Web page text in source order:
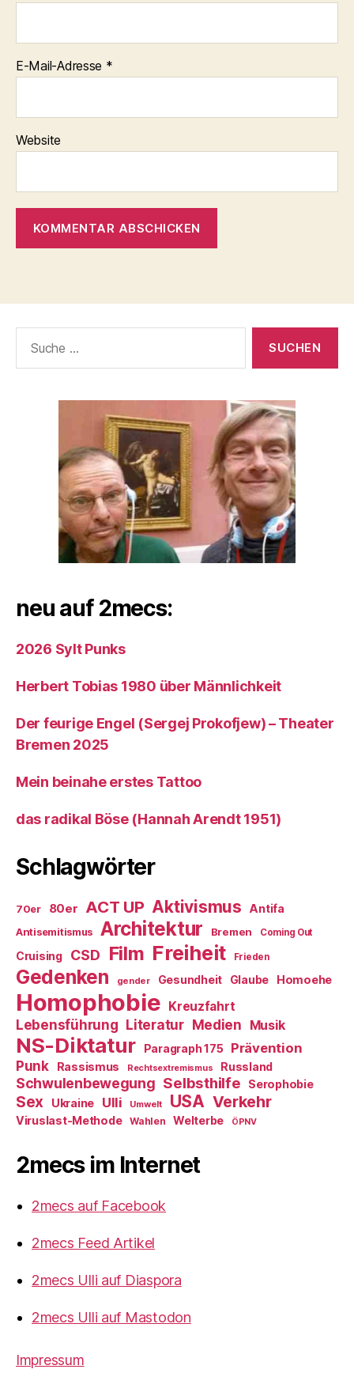
E-Mail-Adresse *
Website
nach:
neu auf 2mecs:
2026 Sylt Punks
Herbert Tobias 1980 über Männlichkeit
Der feurige Engel (Sergej Prokofjew) – Theater
Bremen 2025
Mein beinahe erstes Tattoo
das radikal Böse (Hannah Arendt 1951)
Schlagwörter
70er 80er ACT UP Aktivismus Antifa
Antisemitismus Architektur Bremen Coming Out
Cruising CSD Film Freiheit Frieden
Gedenken gender Gesundheit Glaube Homoehe
Homophobie Kreuzfahrt
Lebensführung Literatur Medien Musik
NS-Diktatur Paragraph 175
Prävention
Punk
Rassismus Rechtsextremismus Russland
Schwulenbewegung Selbsthilfe Serophobie
Sex Ukraine Ulli Umwelt USA Verkehr
Viruslast-Methode Wahlen Welterbe ÖPNV
2mecs im Internet
2mecs auf Facebook
2mecs Feed Artikel
2mecs Ulli auf Diaspora
2mecs Ulli auf Mastodon
Impressum